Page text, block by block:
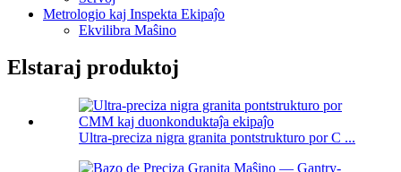
Metrologio kaj Inspekta Ekipaĵo
Ekvilibra Maŝino
Elstaraj produktoj
Ultra-preciza nigra granita pontstrukturo por C ...